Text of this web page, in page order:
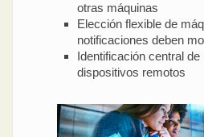
otras máquinas
Elección flexible de
notificaciones deben
Identificación central
dispositivos remotos